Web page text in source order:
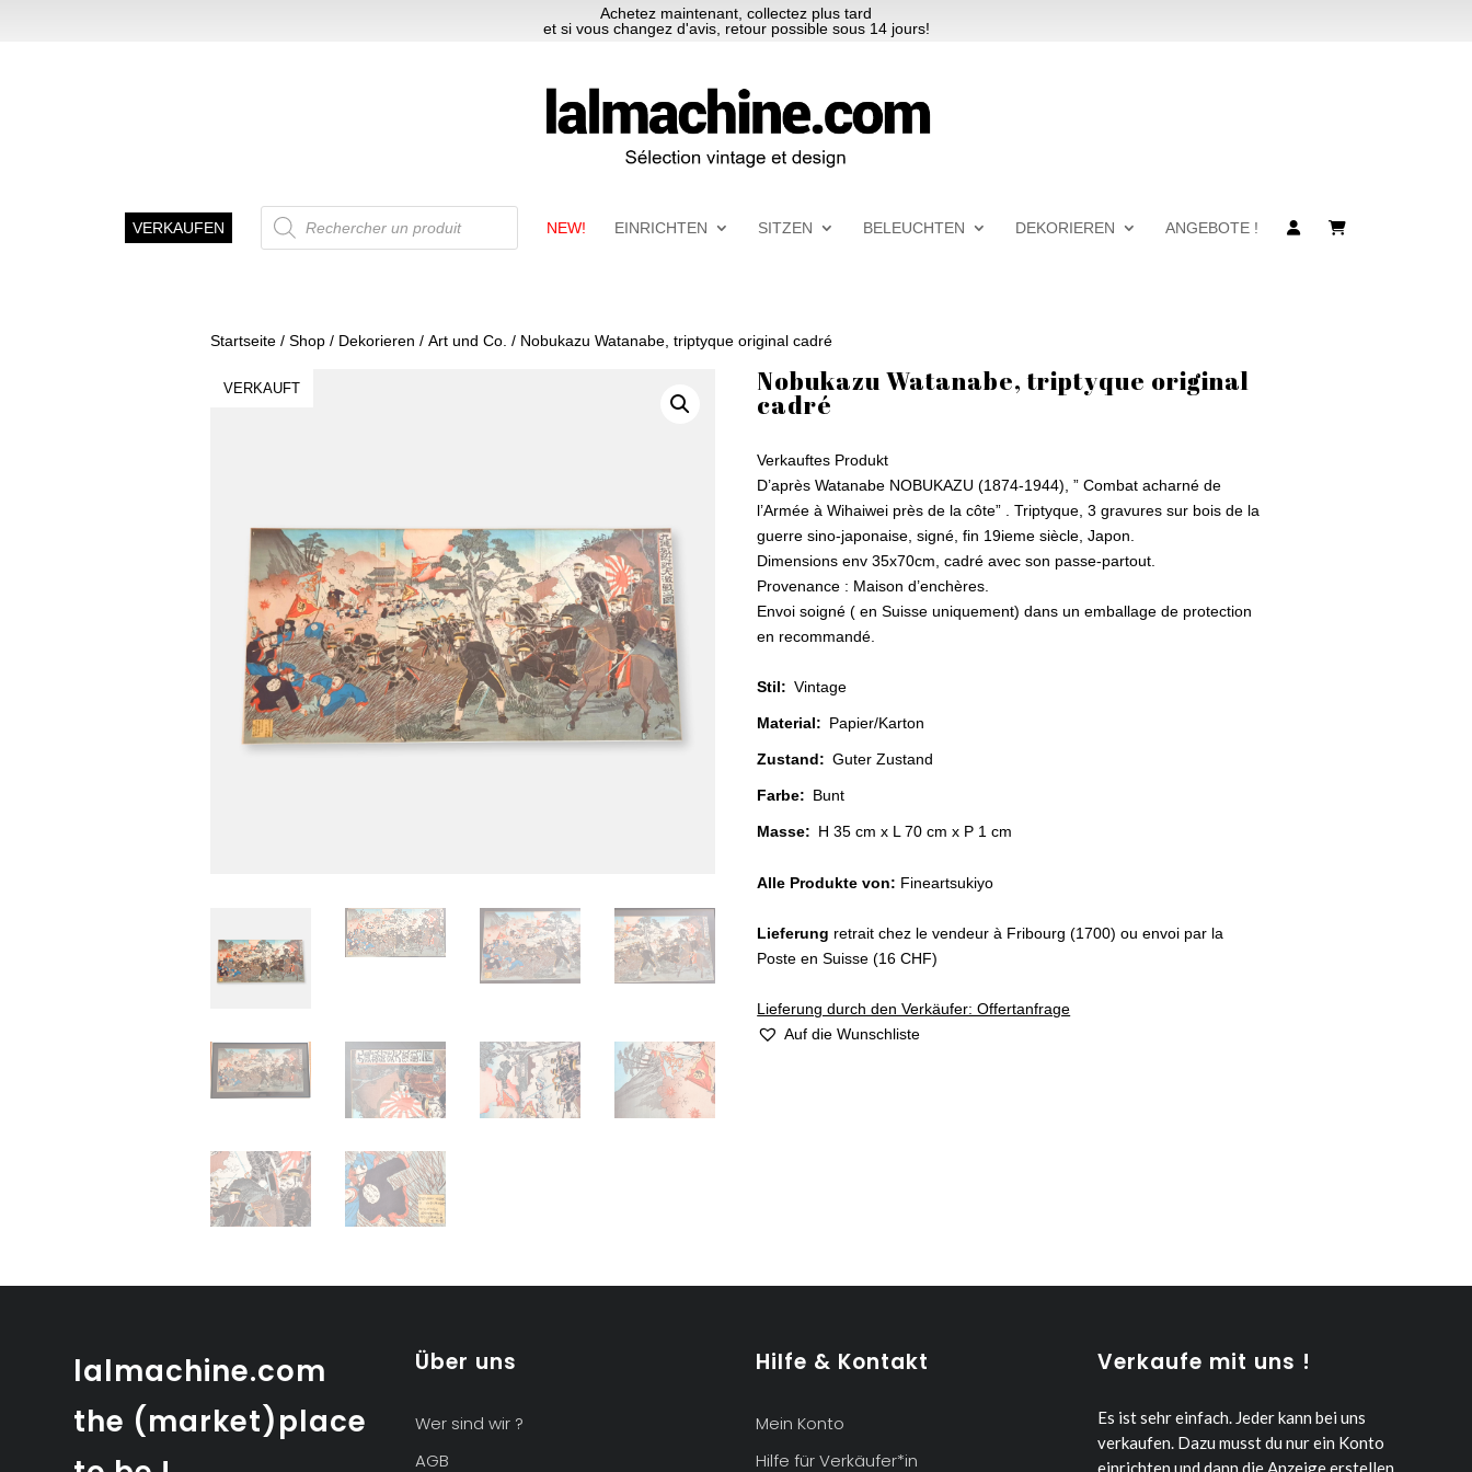
Achetez maintenant, collectez plus tard
et si vous changez d'avis, retour possible sous 14 jours!
VERKAUFEN
Recherche
de
produits
NEW! EINRICHTEN SITZEN BELEUCHTEN DEKORIEREN ANGEBOTE !
Startseite / Shop / Dekorieren / Art und Co. / Nobukazu Watanabe, triptyque original cadré
VERKAUFT Nobukazu Watanabe, triptyque original
cadré
Verkauftes Produkt
D’après Watanabe NOBUKAZU (1874-1944), ” Combat acharné de
l’Armée à Wihaiwei près de la côte” . Triptyque, 3 gravures sur bois de la
guerre sino-japonaise, signé, fin 19ieme siècle, Japon.
Dimensions env 35x70cm, cadré avec son passe-partout.
Provenance : Maison d’enchères.
Envoi soigné ( en Suisse uniquement) dans un emballage de protection
en recommandé.
Stil: Vintage
Material: Papier/Karton
Zustand: Guter Zustand
Farbe: Bunt
Masse: H 35 cm x L 70 cm x P 1 cm
Alle Produkte von: Fineartsukiyo
Lieferung retrait chez le vendeur à Fribourg (1700) ou envoi par la
Poste en Suisse (16 CHF)
Lieferung durch den Verkäufer: Offertanfrage
Auf die Wunschliste
lalmachine.com
the (market)place
Über uns
Wer sind wir ?
AGB
Hilfe & Kontakt
Mein Konto
Hilfe für Verkäufer*in
Verkaufe mit uns !
Es ist sehr einfach. Jeder kann bei uns
verkaufen. Dazu musst du nur ein Konto
einrichten und dann die Anzeige erstellen.